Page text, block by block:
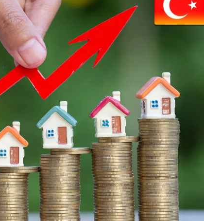
Price on Request
Роскошные апартаменты на продажу в Оба
Аланья
Оба
1, 2, 3, 4 1, 2, 3 51-158 m²